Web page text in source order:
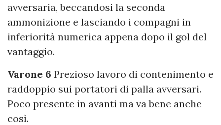
avversaria, beccandosi la seconda
ammonizione e lasciando i compagni in
inferiorità numerica appena dopo il gol del
vantaggio.
Varone 6 Prezioso lavoro di contenimento e
raddoppio sui portatori di palla avversari.
Poco presente in avanti ma va bene anche
così.